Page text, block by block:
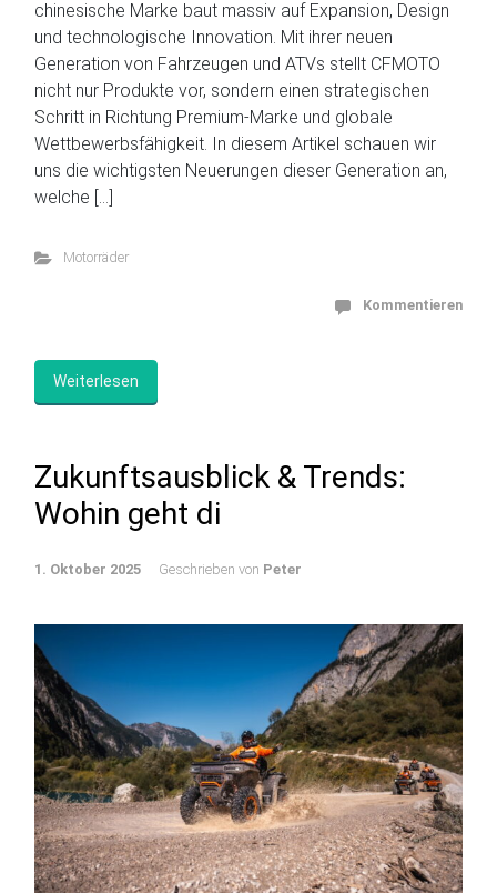
chinesische Marke baut massiv auf Expansion, Design
und technologische Innovation. Mit ihrer neuen
Generation von Fahrzeugen und ATVs stellt CFMOTO
nicht nur Produkte vor, sondern einen strategischen
Schritt in Richtung Premium-Marke und globale
Wettbewerbsfähigkeit. In diesem Artikel schauen wir
uns die wichtigsten Neuerungen dieser Generation an,
welche […]
Motorräder
Kommentieren
Weiterlesen
Zukunftsausblick & Trends:
Wohin geht di
1. Oktober 2025 Geschrieben von Peter